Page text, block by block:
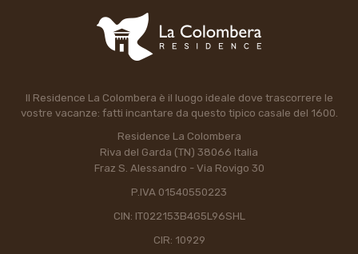
Il Residence La Colombera è il luogo ideale dove trascorrere le
vostre vacanze: fatti incantare da questo tipico casale del 1600.
Residence La Colombera
Riva del Garda (TN) 38066 Italia
Fraz S. Alessandro - Via Rovigo 30
P.IVA 01540550223
CIN: IT022153B4G5L96SHL
CIR: 10929